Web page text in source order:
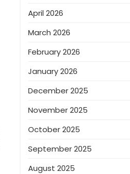
April 2026
March 2026
February 2026
January 2026
December 2025
November 2025
October 2025
September 2025
August 2025